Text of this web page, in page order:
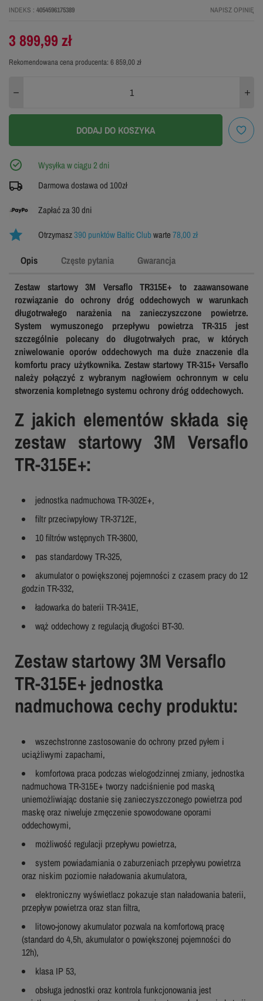
INDEKS 4054596175389 NAPISZ OPINIĘ
Rekomendowana cena producenta: 6 859,00 zł
3 899,99 zł
DODAJ DO KOSZYKA
Wysyłka w ciągu 2 dni
Darmowa dostawa od 100zł
Zapłać za 30 dni
Otrzymasz390 punktów Baltic Clubwarte78,00 zł
Opis Częste pytania Gwarancja
Zestaw startowy 3M Versaflo TR315E+ to zaawansowane
rozwiązanie do ochrony dróg oddechowych w warunkach
długotrwałego narażenia na zanieczyszczone powietrze.
System wymuszonego przepływu powietrza TR-315 jest
szczególnie polecany do długotrwałych prac, w których
zniwelowanie oporów oddechowych ma duże znaczenie dla
komfortu pracy użytkownika. Zestaw startowy TR-315+ Versaflo
należy połączyć z wybranym nagłowiem ochronnym w celu
stworzenia kompletnego systemu ochrony dróg oddechowych.
Z jakich elementów składa się
zestaw startowy 3M Versaflo
TR-315E+:
jednostka nadmuchowa TR-302E+,
filtr przeciwpyłowy TR-3712E,
10 filtrów wstępnych TR-3600,
pas standardowy TR-325,
akumulator o powiększonej pojemności z czasem pracy do 12
godzin TR-332,
ładowarka do baterii TR-341E,
wąż oddechowy z regulacją długości BT-30.
Zestaw startowy 3M Versaflo
TR-315E+ jednostka
nadmuchowa cechy produktu:
wszechstronne zastosowanie do ochrony przed pyłem i
uciążliwymi zapachami,
komfortowa praca podczas wielogodzinnej zmiany, jednostka
nadmuchowa TR-315E+ tworzy nadciśnienie pod maską
uniemożliwiając dostanie się zanieczyszczonego powietrza pod
maskę oraz niweluje zmęczenie spowodowane oporami
oddechowymi,
możliwość regulacji przepływu powietrza,
system powiadamiania o zaburzeniach przepływu powietrza
oraz niskim poziomie naładowania akumulatora,
elektroniczny wyświetlacz pokazuje stan naładowania baterii,
przepływ powietrza oraz stan filtra,
litowo-jonowy akumulator pozwala na komfortową pracę
(standard do 4,5h, akumulator o powiększonej pojemności do
12h),
klasa IP 53,
obsługa jednostki oraz kontrola funkcjonowania jest